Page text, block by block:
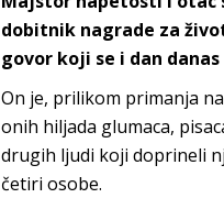
dobitnik nagrade za
govor koji se i dan
On je, prilikom primanja
onih hiljada glumaca,
drugih ljudi koji doprineli
četiri osobe.